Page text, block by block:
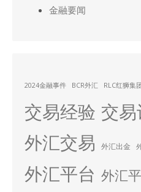
金融要闻
2024金融事件 BCR外汇 RLC红狮集
交易经验 交
外汇交易 外汇出金
外汇平台 外汇